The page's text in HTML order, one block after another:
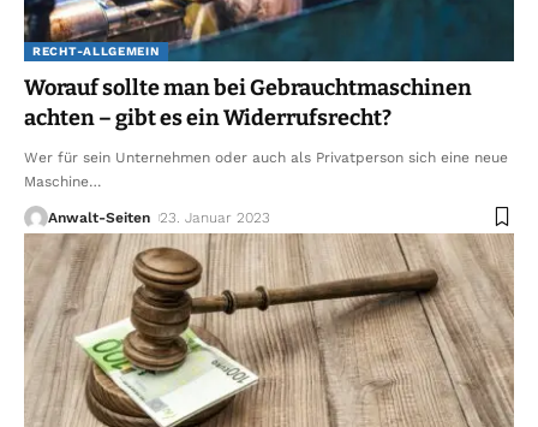
RECHT-ALLGEMEIN
Worauf sollte man bei Gebrauchtmaschinen
achten – gibt es ein Widerrufsrecht?
Wer für sein Unternehmen oder auch als Privatperson sich eine neue
Maschine…
Anwalt-Seiten 23. Januar 2023